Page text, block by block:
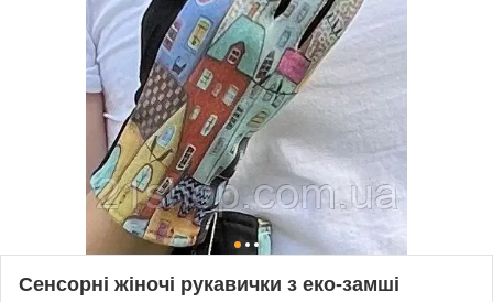
Сенсорні жіночі рукавички з еко-замші